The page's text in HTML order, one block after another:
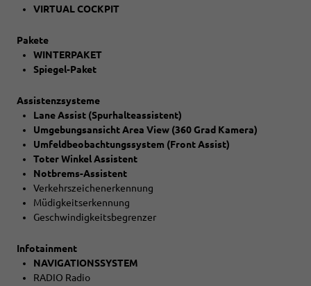
VIRTUAL COCKPIT
Pakete
WINTERPAKET
Spiegel-Paket
Assistenzsysteme
Lane Assist (Spurhalteassistent)
Umgebungsansicht Area View (360 Grad Kamera)
Umfeldbeobachtungssystem (Front Assist)
Toter Winkel Assistent
Notbrems-Assistent
Verkehrszeichenerkennung
Müdigkeitserkennung
Geschwindigkeitsbegrenzer
Infotainment
NAVIGATIONSSYSTEM
RADIO Radio